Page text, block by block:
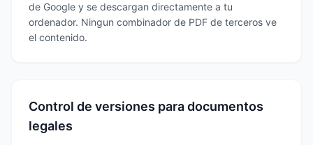
de Google y se descargan directamente a tu
ordenador. Ningun combinador de PDF de terceros ve
el contenido.
Control de versiones para documentos
legales